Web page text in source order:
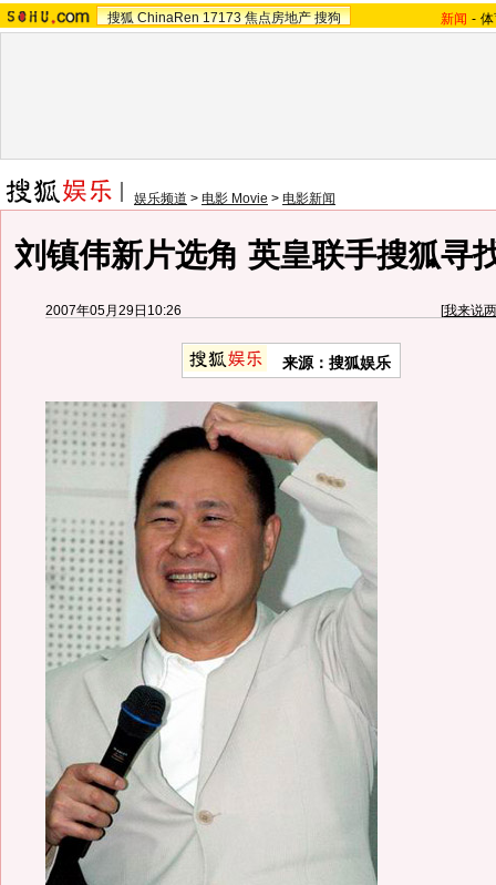
搜狐 ChinaRen 17173 焦点房地产 搜狗 新闻 -
娱乐频道 > 电影 Movie > 电影新闻
刘镇伟新片选角 英皇联手搜狐寻
2007年05月29日10:26 [我来说
来源：搜狐娱乐